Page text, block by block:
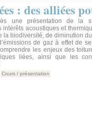
: des alliées
une présentation de la
intérêts acoustiques et
la biodiversité, de diminution
de gaz à effet de
les enjeux des
liées, ainsi que les
Cours / présentation